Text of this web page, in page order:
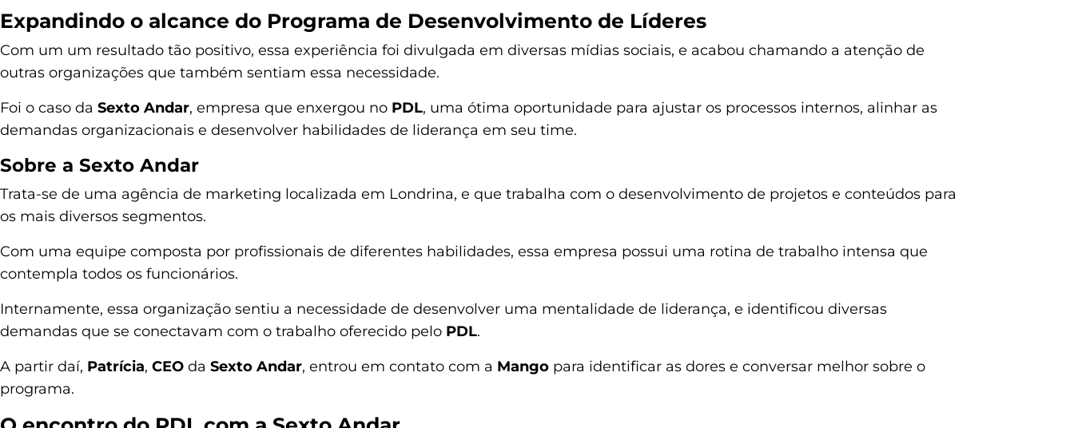
Expandindo o alcance do Programa de Desenvolvimento de Líderes
Com um um resultado tão positivo, essa experiência foi divulgada em diversas mídias sociais, e acabou chamando a atenção de
outras organizações que também sentiam essa necessidade.
Foi o caso da Sexto Andar, empresa que enxergou no PDL, uma ótima oportunidade para ajustar os processos internos, alinhar as
demandas organizacionais e desenvolver habilidades de liderança em seu time.
Sobre a Sexto Andar
Trata-se de uma agência de marketing localizada em Londrina, e que trabalha com o desenvolvimento de projetos e conteúdos para
os mais diversos segmentos.
Com uma equipe composta por profissionais de diferentes habilidades, essa empresa possui uma rotina de trabalho intensa que
contempla todos os funcionários.
Internamente, essa organização sentiu a necessidade de desenvolver uma mentalidade de liderança, e identificou diversas
demandas que se conectavam com o trabalho oferecido pelo PDL.
A partir daí, Patrícia, CEO da Sexto Andar, entrou em contato com a Mango para identificar as dores e conversar melhor sobre o
programa.